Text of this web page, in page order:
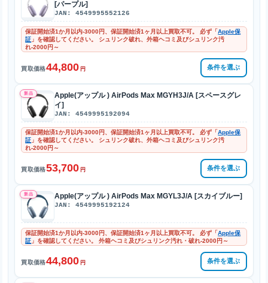
[パープル]
JAN: 4549995552126
保証開始済1か月以内-3000円、保証開始済1ヶ月以上買取不可。 必ず「Apple保
証 」を確認してください。 シュリンク破れ、外箱ヘコミ及びシュリンク汚
れ-2000円～
買取価格44,800 円 条件を選ぶ
新品
Apple(アップル ) AirPods Max MGYH3J/A [スペースグレ
イ]
JAN: 4549995192094
保証開始済1か月以内-3000円、保証開始済1ヶ月以上買取不可。 必ず「Apple保
証 」を確認してください。 シュリンク破れ、外箱ヘコミ及びシュリンク汚
れ-2000円～
買取価格53,700 円 条件を選ぶ
新品 Apple(アップル ) AirPods Max MGYL3J/A [スカイブルー]
JAN: 4549995192124
保証開始済1か月以内-3000円、保証開始済1ヶ月以上買取不可。 必ず「Apple保
証 」を確認してください。 外箱ヘコミ及びシュリンク汚れ・破れ-2000円～
買取価格44,800 円 条件を選ぶ